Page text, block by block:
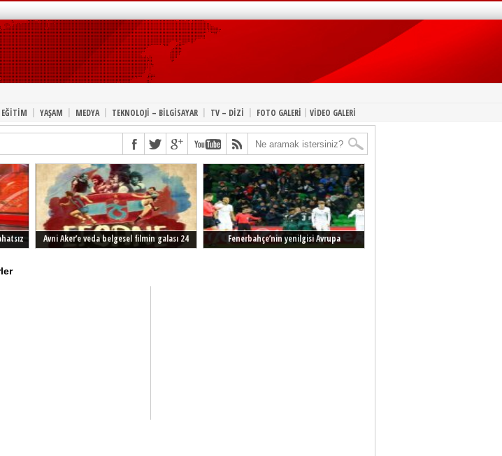
EĞİTİM | YAŞAM | MEDYA | TEKNOLOJİ – BİLGİSAYAR | TV – DİZİ | FOTO GALERİ | VİDEO GALERİ
Avni Aker’e veda belgesel filmin galası 24
Fenerbahçe’nin yenilgisi Avrupa